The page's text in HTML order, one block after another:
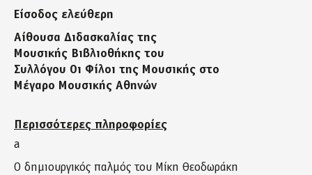
Είσοδος ελεύθερη
Αίθουσα Διδασκαλίας της
Μουσικής Βιβλιοθήκης του
Συλλόγου Οι Φίλοι της Μουσικής στο
Μέγαρο Μουσικής Αθηνών
Περισσότερες πληροφορίες
a
Ο δημιουργικός παλμός του Μίκη Θεοδωράκη